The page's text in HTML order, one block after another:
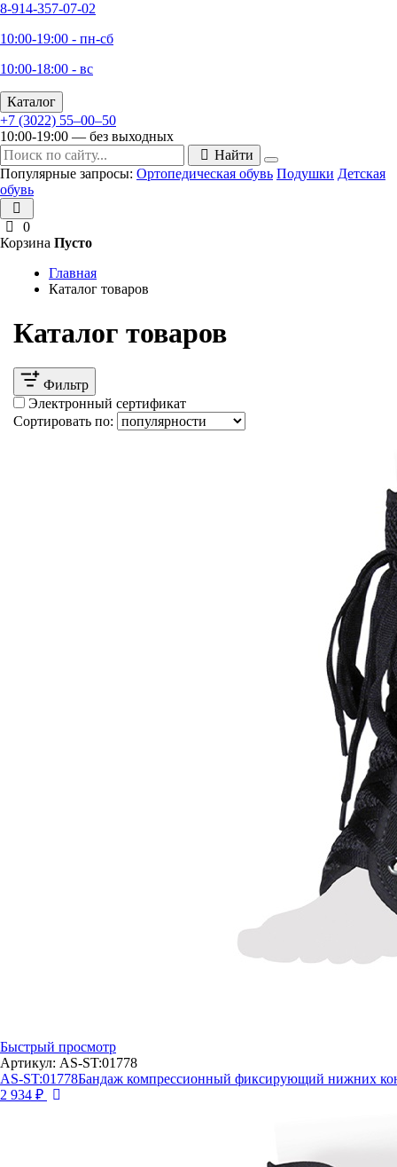
8-914-357-07-02
10:00-19:00 - пн-сб
10:00-18:00 - вс
Каталог
+7 (3022) 55‒00‒50
10:00-19:00 — без выходных
Найти
Популярные запросы: Ортопедическая обувь Подушки Детская
обувь
0
Корзина Пусто
Главная
Каталог товаров
Каталог товаров
Фильтр
Электронный сертификат
Сортировать по:
Быстрый просмотр
Артикул: AS-ST:01778
AS-ST:01778Бандаж компрессионный фиксирующий нижних
2 934 ₽